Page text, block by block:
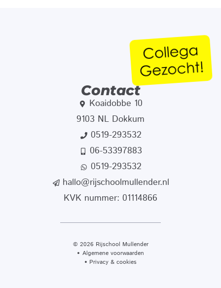
Contact
Koaidobbe 10
9103 NL Dokkum
0519-293532
06-53397883
0519-293532
hallo@rijschoolmullender.nl
KVK nummer: 01114866
© 2026 Rijschool Mullender
Algemene voorwaarden
Privacy & cookies